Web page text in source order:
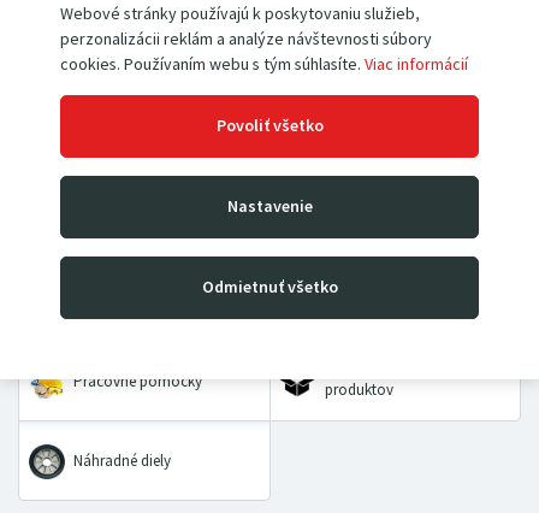
Webové stránky používajú k poskytovaniu služieb,
perzonalizácii reklám a analýze návštevnosti súbory
cookies. Používaním webu s tým súhlasíte. Viac informácií
Povoliť všetko
Nastavenie
Odmietnuť všetko
Paletové vozíky Vysokozdvižné vozíky
Prepravné a dvojkolesové Priemyselné vážiace
Pracovné pomôcky produktov
Náhradné diely